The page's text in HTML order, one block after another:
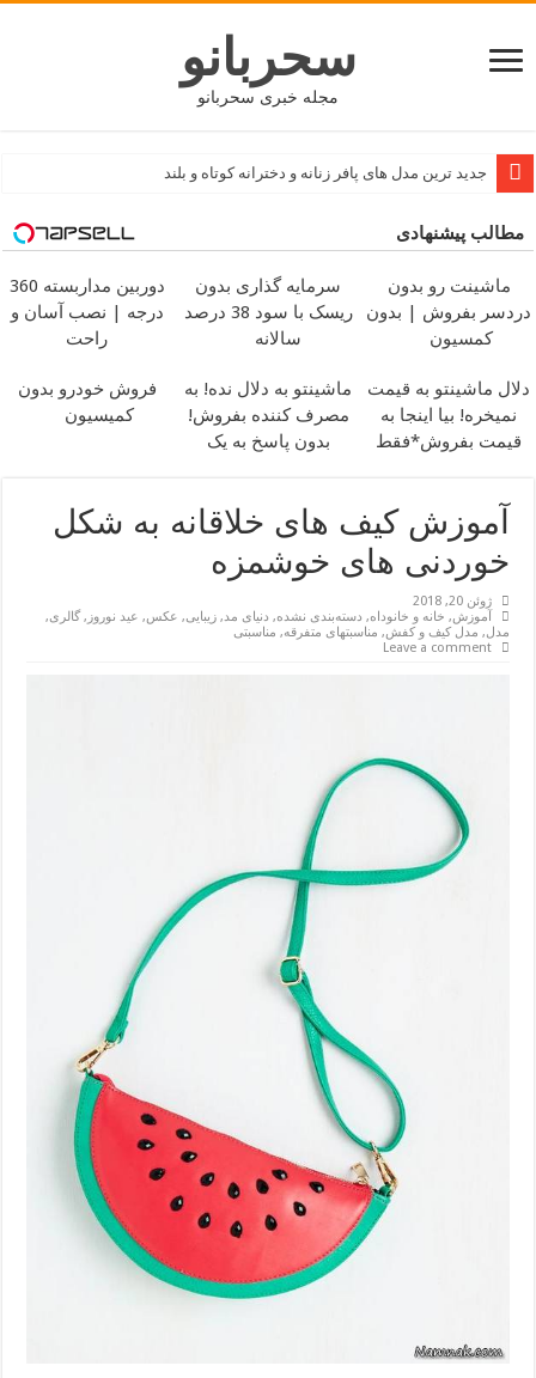
سحربانو
مجله خبری سحربانو
جدید ترین مدل های پافر زنانه و دخترانه کوتاه و بلند
مطالب پیشنهادی
ماشینت رو بدون
دردسر بفروش | بدون
کمسیون
سرمایه گذاری بدون
ریسک با سود 38 درصد
سالانه
دوربین مداربسته 360
درجه | نصب آسان و
راحت
دلال ماشینتو به قیمت
نمیخره! بیا اینجا به
قیمت بفروش*فقط
ماشینتو به دلال نده! به
مصرف کننده بفروش!
بدون پاسخ به یک
فروش خودرو بدون
کمیسیون
آموزش کیف های خلاقانه به شکل
خوردنی های خوشمزه
ژوئن 20, 2018
آموزش, خانه و خانوداه, دسته‌بندی نشده, دنیای مد,زیبایی, عکس, عید نوروز ,گالری,
مدل, مدل کیف و کفش, مناسبتهای متفرقه, مناسبتی
Leave a comment